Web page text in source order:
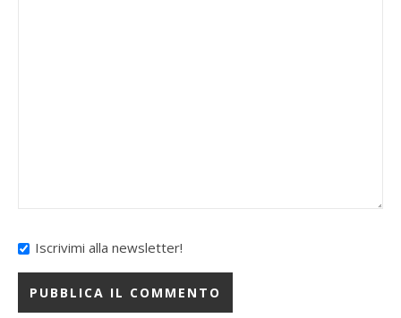
Iscrivimi alla newsletter!